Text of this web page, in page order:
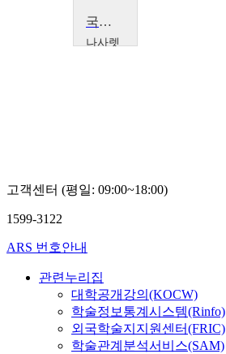
국제기구와 글로벌거버넌스
나사렛
고객센터 (평일: 09:00~18:00)
1599-3122
ARS 번호안내
관련누리집
대학공개강의(KOCW)
학술정보통계시스템(Rinfo)
외국학술지지원센터(FRIC)
학술관계분석서비스(SAM)